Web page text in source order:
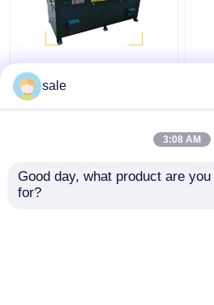
Máquina de polir fios
metálicos de aço 2m/S
Máquina de polir
sale
3:08 AM
Good day, what product are
for?